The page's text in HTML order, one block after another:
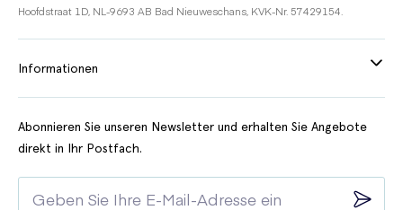
Hoofdstraat 1D, NL-9693 AB Bad Nieuweschans, KVK-Nr. 57429154.
Informationen
Abonnieren Sie unseren Newsletter und erhalten Sie Angebote
direkt in Ihr Postfach.